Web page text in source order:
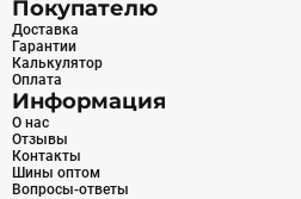
Покупателю
Доставка
Гарантии
Калькулятор
Оплата
Информация
О нас
Отзывы
Контакты
Шины оптом
Вопросы-ответы